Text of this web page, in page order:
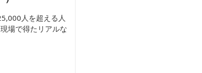
人を超える人
場で得たリアルな